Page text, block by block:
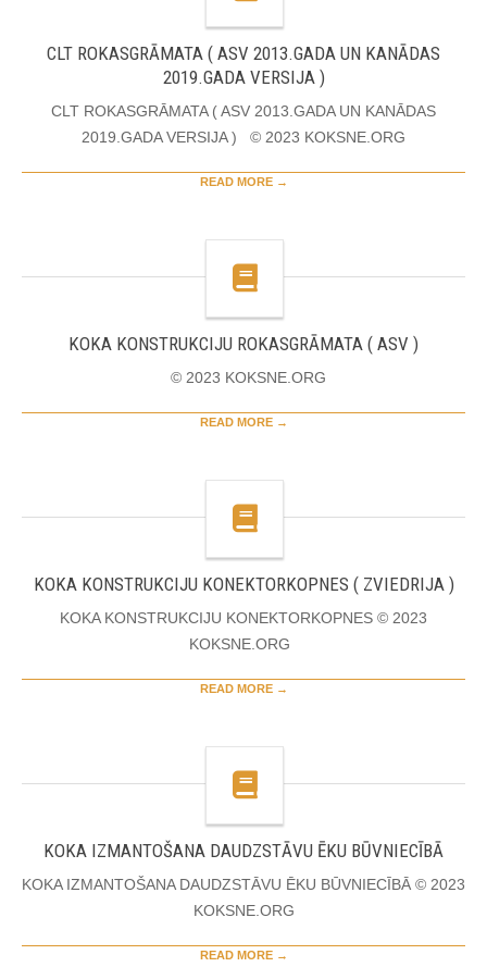
CLT ROKASGRĀMATA ( ASV 2013.GADA UN KANĀDAS
2019.GADA VERSIJA )
CLT ROKASGRĀMATA ( ASV 2013.GADA UN KANĀDAS
2019.GADA VERSIJA ) © 2023 KOKSNE.ORG
READ MORE →
KOKA KONSTRUKCIJU ROKASGRĀMATA ( ASV )
© 2023 KOKSNE.ORG
READ MORE →
KOKA KONSTRUKCIJU KONEKTORKOPNES ( ZVIEDRIJA )
KOKA KONSTRUKCIJU KONEKTORKOPNES © 2023
KOKSNE.ORG
READ MORE →
KOKA IZMANTOŠANA DAUDZSTĀVU ĒKU BŪVNIECĪBĀ
KOKA IZMANTOŠANA DAUDZSTĀVU ĒKU BŪVNIECĪBĀ © 2023
KOKSNE.ORG
READ MORE →